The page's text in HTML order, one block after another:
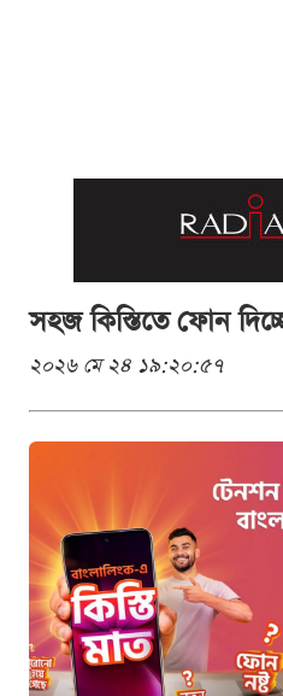
সহজ কিস্তিতে ফোন
২০২৬ মে ২৪ ১৯:২০:৫৭